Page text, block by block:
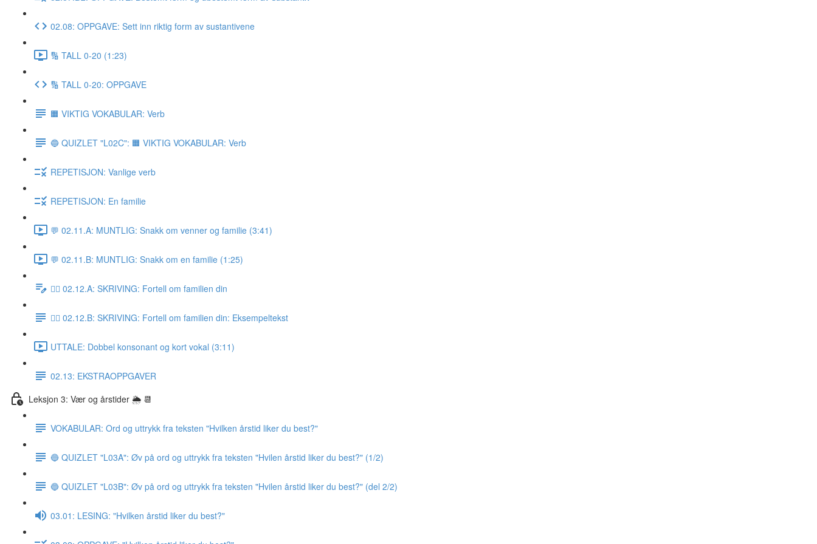
02.08: OPPGAVE: Sett inn riktig form av sustantivene
🔢 TALL 0-20 (1:23)
🔢 TALL 0-20: OPPGAVE
🟧 VIKTIG VOKABULAR: Verb
🔵 QUIZLET "L02C": 🟧 VIKTIG VOKABULAR: Verb
REPETISJON: Vanlige verb
REPETISJON: En familie
💬 02.11.A: MUNTLIG: Snakk om venner og familie (3:41)
💬 02.11.B: MUNTLIG: Snakk om en familie (1:25)
✍🏼 02.12.A: SKRIVING: Fortell om familien din
✍🏼 02.12.B: SKRIVING: Fortell om familien din: Eksempeltekst
UTTALE: Dobbel konsonant og kort vokal (3:11)
02.13: EKSTRAOPPGAVER
Leksjon 3: Vær og årstider 🌦 📆
VOKABULAR: Ord og uttrykk fra teksten "Hvilken årstid liker du best?"
🔵 QUIZLET "L03A": Øv på ord og uttrykk fra teksten "Hvilen årstid liker du best?" (1/2)
🔵 QUIZLET "L03B": Øv på ord og uttrykk fra teksten "Hvilen årstid liker du best?" (del 2/2)
03.01: LESING: "Hvilken årstid liker du best?"